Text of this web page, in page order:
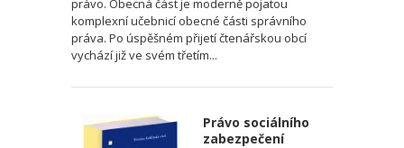
právo. Obecná část je moderně pojatou
komplexní učebnicí obecné části správního
práva. Po úspěšném přijetí čtenářskou obcí
vychází již ve svém třetím...
Právo sociálního
zabezpečení